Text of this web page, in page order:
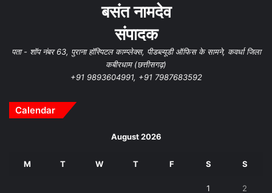
बसंत नामदेव
संपादक
पता - शॉप नंबर 63, पुराना हॉस्पिटल काम्प्लेक्स, पीडब्ल्यूडी ऑफिस के सामने, कवर्धा जिला
कबीरधाम (छत्तीसगढ़)
+91 9893604991, +91 7987683592
Calendar
August 2026
M T W T F S S
1 2